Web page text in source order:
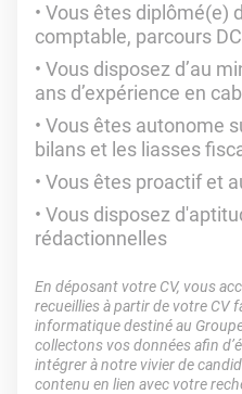
Vous êtes diplômé(e)
comptable, parcours
Vous disposez d’au
ans d’expérience en
Vous êtes autonome
bilans et les liasses
Vous êtes proactif et
Vous disposez
rédactionnelles
En déposant votre CV, vous
recueillies à partir de votre CV
informatique destiné au
collectons vos données afin
intégrer à notre vivier de
contenu en lien avec votre